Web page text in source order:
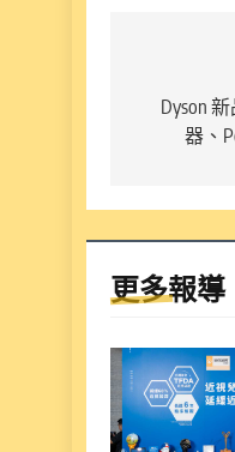
Dyson
器、
更多報導